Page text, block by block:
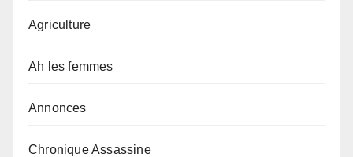
Agriculture
Ah les femmes
Annonces
Chronique Assassine